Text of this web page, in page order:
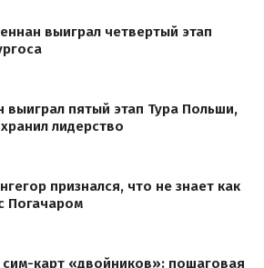
выиграл четвертый этап
выиграл пятый этап Тура Польши,
лидерство
признался, что не знает как
Погачаром
карт «двойников»: пошаговая